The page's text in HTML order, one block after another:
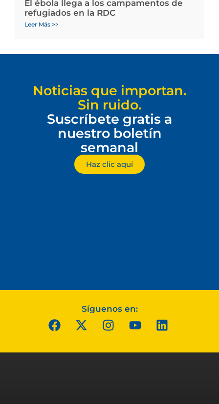
El ébola llega a los campamentos de
refugiados en la RDC
Leer Más >>
Noticias que importan.
Sin ruido.
Suscríbete gratis a
nuestro boletín
semanal
Haz clic aquí
Síguenos en: